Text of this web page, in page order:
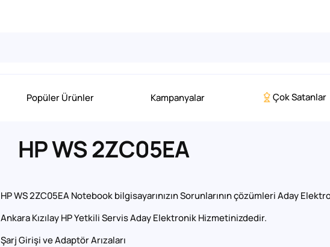
Popüler Ürünler Kampanyalar Çok Satanlar
HP WS 2ZC05EA
HP WS 2ZC05EA Notebook bilgisayarınızın Sorunlarının çözümleri Aday
Ankara Kızılay HP Yetkili Servis Aday Elektronik Hizmetinizdedir.
Şarj Girişi ve Adaptör Arızaları